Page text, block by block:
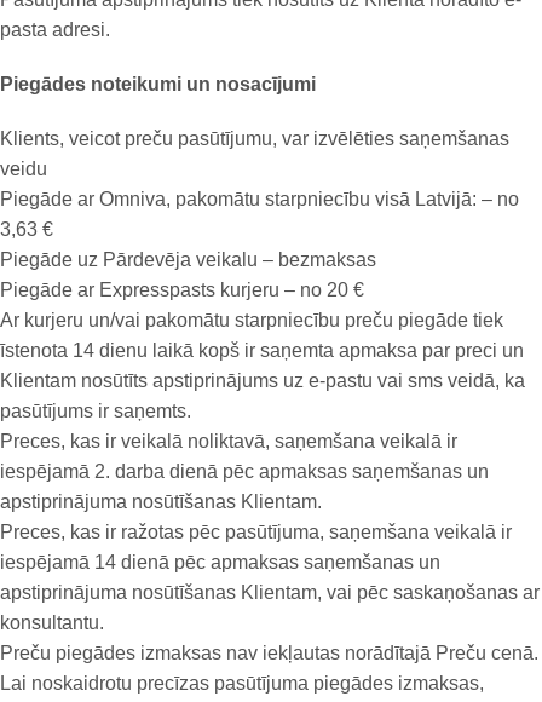
pasta adresi.
Piegādes noteikumi un nosacījumi
Klients, veicot preču pasūtījumu, var izvēlēties saņemšanas
veidu
Piegāde ar Omniva, pakomātu starpniecību visā Latvijā: – no
3,63 €
Piegāde uz Pārdevēja veikalu – bezmaksas
Piegāde ar Expresspasts kurjeru – no 20 €
Ar kurjeru un/vai pakomātu starpniecību preču piegāde tiek
īstenota 14 dienu laikā kopš ir saņemta apmaksa par preci un
Klientam nosūtīts apstiprinājums uz e-pastu vai sms veidā, ka
pasūtījums ir saņemts.
Preces, kas ir veikalā noliktavā, saņemšana veikalā ir
iespējamā 2. darba dienā pēc apmaksas saņemšanas un
apstiprinājuma nosūtīšanas Klientam.
Preces, kas ir ražotas pēc pasūtījuma, saņemšana veikalā ir
iespējamā 14 dienā pēc apmaksas saņemšanas un
apstiprinājuma nosūtīšanas Klientam, vai pēc saskaņošanas ar
konsultantu.
Preču piegādes izmaksas nav iekļautas norādītajā Preču cenā.
Lai noskaidrotu precīzas pasūtījuma piegādes izmaksas,